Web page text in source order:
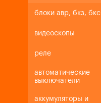
блоки авр, бкз, бкс
видеоскопы
реле
автоматические
выключатели
аккумуляторы и